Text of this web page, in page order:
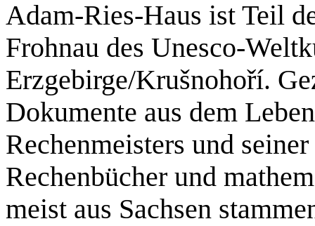
Adam-Ries-Haus ist Teil
Frohnau des Unesco-
Erzgebirge/Krušnohoří.
Dokumente aus dem
Rechenmeisters und
Rechenbücher und
meist aus Sachsen